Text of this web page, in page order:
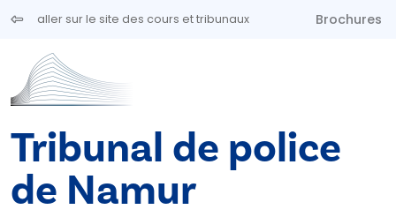
Aller au contenu principal
aller sur le site des cours et tribunaux Brochures
Tribunal de police
de Namur